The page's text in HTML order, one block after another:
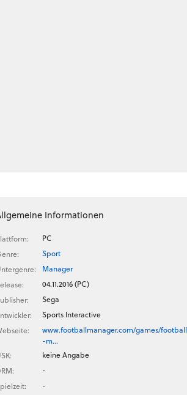
Informationen
PC
Sport
Manager
04.11.2016 (PC)
Sega
Sports Interactive
www.footballmanager.com/games/football
-m…
keine Angabe
-
-